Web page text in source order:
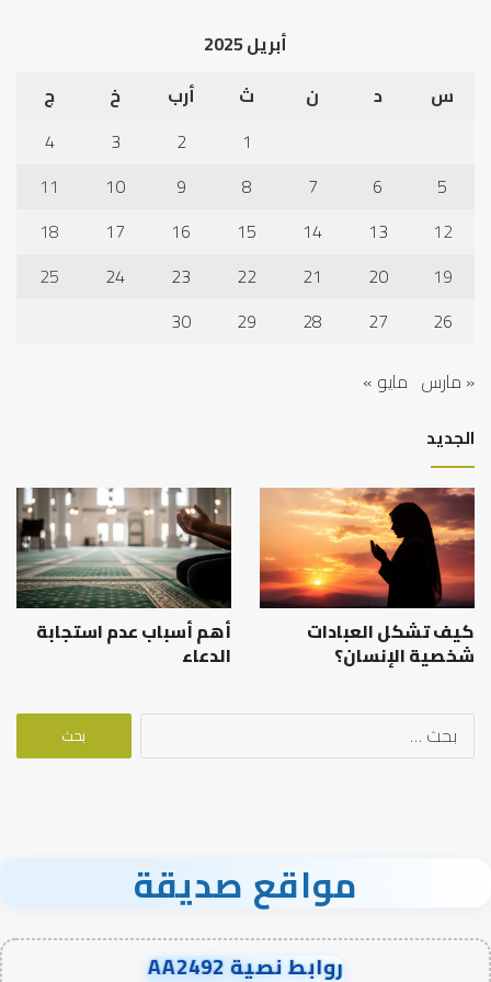
أبريل 2025
س
د ن ث أرب خ
ج
1
2
3
4
5
6
7
8
9
10
11
12
13
14
15
16
17
18
19
20
21
22
23
24
25
26
27
28
29
30
« مارس مايو »
الجديد
كيف تشكل العبادات
شخصية الإنسان؟
أهم أسباب عدم استجابة
الدعاء
البحث
مواقع صديقة
روابط نصية AA2492